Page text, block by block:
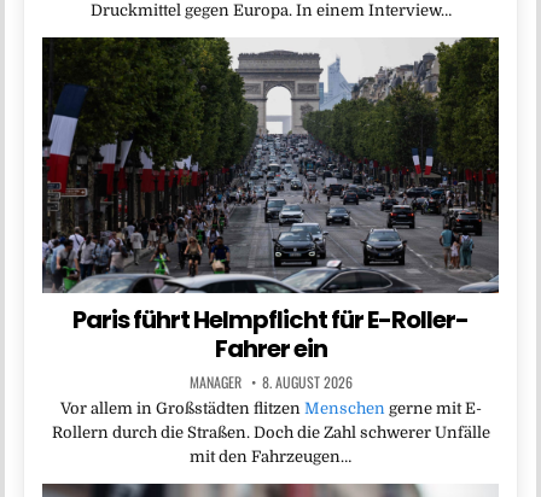
Druckmittel gegen Europa. In einem Interview…
Paris führt Helmpflicht für E-Roller-
Fahrer ein
MANAGER 8. AUGUST 2026
Vor allem in Großstädten flitzen Menschengerne mit E-
Rollern durch die Straßen. Doch die Zahl schwerer Unfälle
mit den Fahrzeugen…